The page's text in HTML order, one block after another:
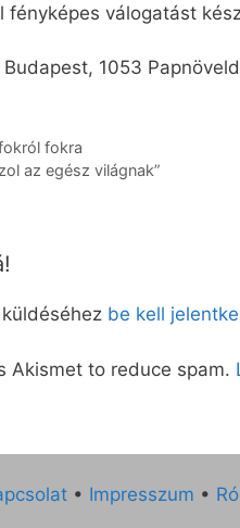
fényképes válogatást
1053
fokra
az egész világnak”
be kell
Akismet to reduce spam.
• Impresszum •